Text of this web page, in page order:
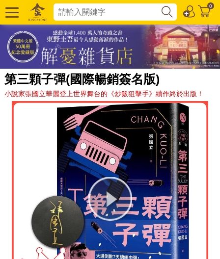
0
第三顆子彈(國際暢銷簽名版)
小說家張國立華麗登上世界舞台的《炒飯狙擊手》續作終於出版！